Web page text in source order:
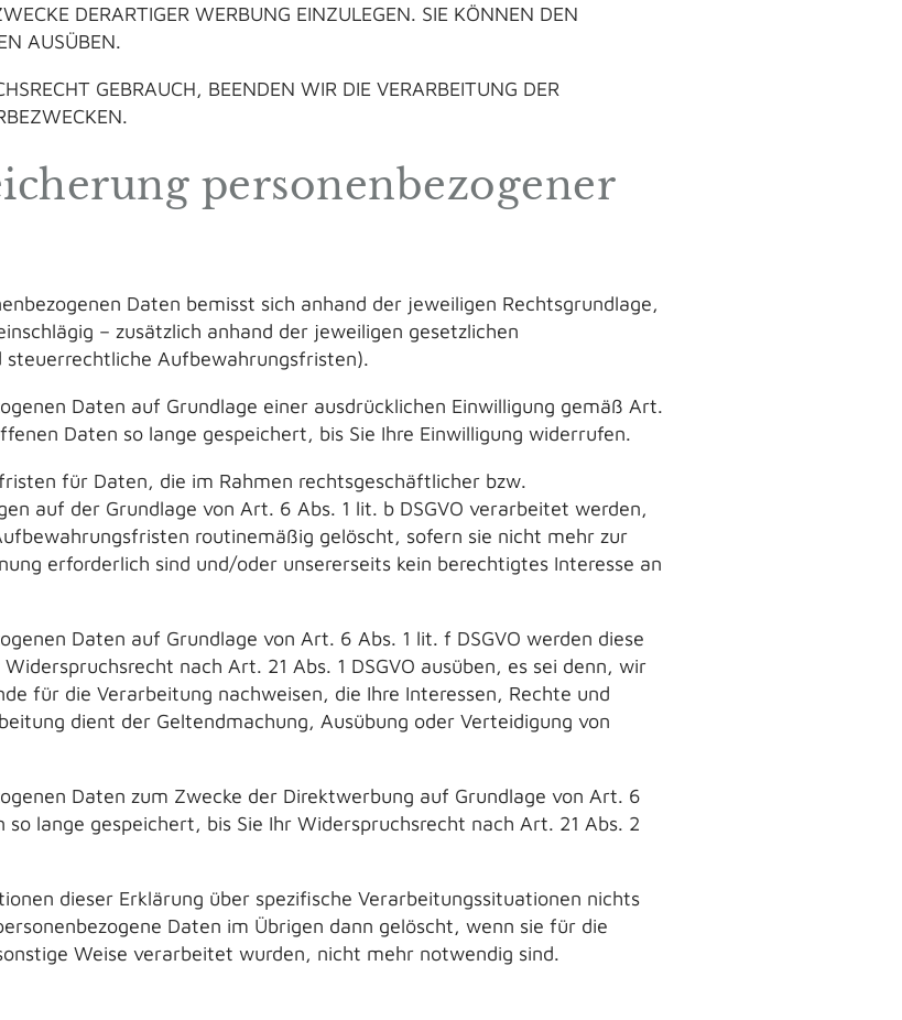
DERARTIGER WERBUNG EINZULEGEN. SIE KÖNNEN DEN
AUSÜBEN.
GEBRAUCH, BEENDEN WIR DIE VERARBEITUNG DER
personenbezogener
Daten bemisst sich anhand der jeweiligen Rechtsgrundlage,
– zusätzlich anhand der jeweiligen gesetzlichen
Aufbewahrungsfristen).
Daten auf Grundlage einer ausdrücklichen Einwilligung gemäß Art.
Daten so lange gespeichert, bis Sie Ihre Einwilligung widerrufen.
für Daten, die im Rahmen rechtsgeschäftlicher bzw.
auf der Grundlage von Art. 6 Abs. 1 lit. b DSGVO verarbeitet werden,
routinemäßig gelöscht, sofern sie nicht mehr zur
erforderlich sind und/oder unsererseits kein berechtigtes Interesse an
Daten auf Grundlage von Art. 6 Abs. 1 lit. f DSGVO werden diese
nach Art. 21 Abs. 1 DSGVO ausüben, es sei denn, wir
für die Verarbeitung nachweisen, die Ihre Interessen, Rechte und
dient der Geltendmachung, Ausübung oder Verteidigung von
Daten zum Zwecke der Direktwerbung auf Grundlage von Art. 6
so lange gespeichert, bis Sie Ihr Widerspruchsrecht nach Art. 21 Abs. 2
dieser Erklärung über spezifische Verarbeitungssituationen nichts
Daten im Übrigen dann gelöscht, wenn sie für die
Weise verarbeitet wurden, nicht mehr notwendig sind.